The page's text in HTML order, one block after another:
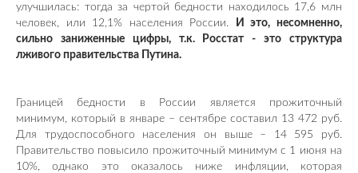
улучшилась: тогда за чертой бедности находилось 17,6 млн
человек, или 12,1% населения России.
И это, несомненно,
сильно заниженные цифры, т.к. Росстат - это структура
лживого правительства Путина.
Границей бедности в России является прожиточный
минимум, который в январе – сентябре составил 13 472 руб.
Для трудоспособного населения он выше – 14 595 руб.
Правительство повысило прожиточный минимум с 1 июня на
10%, однако это оказалось ниже инфляции, которая